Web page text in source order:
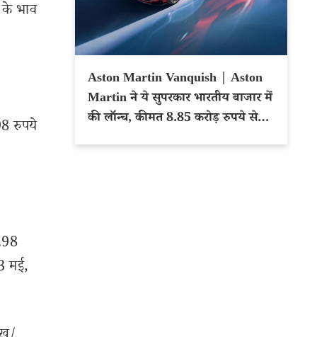
भाव
रुपये
मई,
Aston Martin Vanquish | Aston
Martin ने ये सुपरकार भारतीय बाजार में
की लॉन्च, कीमत 8.85 करोड़ रुपये से